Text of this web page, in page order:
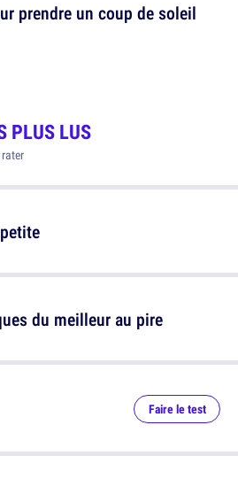
prendre un coup de soleil
PLUS LUS
du meilleur au pire
Faire le test